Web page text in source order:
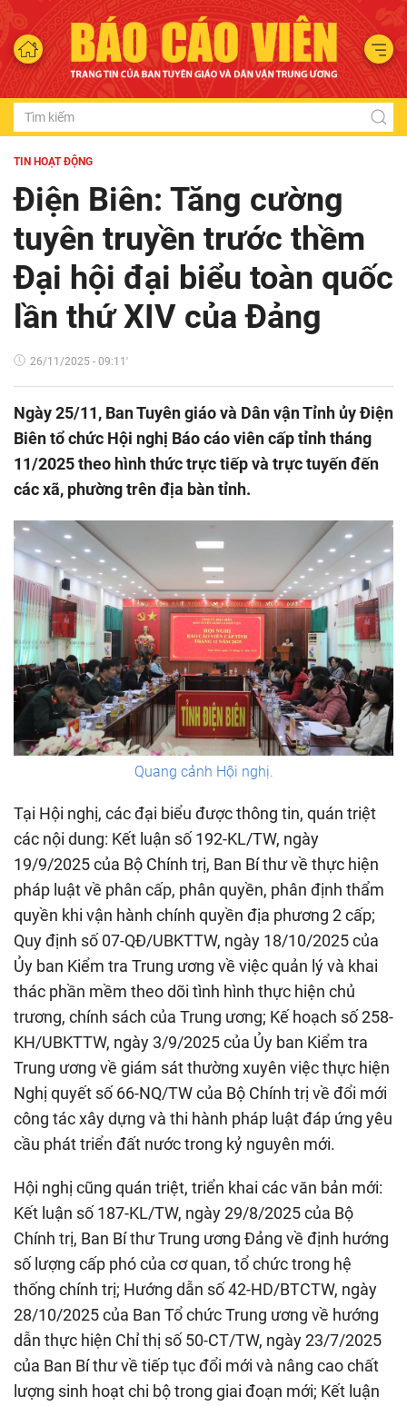
TIN HOẠT ĐỘNG
Điện Biên: Tăng cường
tuyên truyền trước thềm
Đại hội đại biểu toàn quốc
lần thứ XIV của Đảng
26/11/2025 - 09:11'
Ngày 25/11, Ban Tuyên giáo và Dân vận Tỉnh ủy Điện
Biên tổ chức Hội nghị Báo cáo viên cấp tỉnh tháng
11/2025 theo hình thức trực tiếp và trực tuyến đến
các xã, phường trên địa bàn tỉnh.
Quang cảnh Hội nghị.
Tại Hội nghị, các đại biểu được thông tin, quán triệt
các nội dung: Kết luận số 192-KL/TW, ngày
19/9/2025 của Bộ Chính trị, Ban Bí thư về thực hiện
pháp luật về phân cấp, phân quyền, phân định thẩm
quyền khi vận hành chính quyền địa phương 2 cấp;
Quy định số 07-QĐ/UBKTTW, ngày 18/10/2025 của
Ủy ban Kiểm tra Trung ương về việc quản lý và khai
thác phần mềm theo dõi tình hình thực hiện chủ
trương, chính sách của Trung ương; Kế hoạch số 258-
KH/UBKTTW, ngày 3/9/2025 của Ủy ban Kiểm tra
Trung ương về giám sát thường xuyên việc thực hiện
Nghị quyết số 66-NQ/TW của Bộ Chính trị về đổi mới
công tác xây dựng và thi hành pháp luật đáp ứng yêu
cầu phát triển đất nước trong kỷ nguyên mới.
Hội nghị cũng quán triệt, triển khai các văn bản mới:
Kết luận số 187-KL/TW, ngày 29/8/2025 của Bộ
Chính trị, Ban Bí thư Trung ương Đảng về định hướng
số lượng cấp phó của cơ quan, tổ chức trong hệ
thống chính trị; Hướng dẫn số 42-HD/BTCTW, ngày
28/10/2025 của Ban Tổ chức Trung ương về hướng
dẫn thực hiện Chỉ thị số 50-CT/TW, ngày 23/7/2025
của Ban Bí thư về tiếp tục đổi mới và nâng cao chất
lượng sinh hoạt chi bộ trong giai đoạn mới; Kết luận